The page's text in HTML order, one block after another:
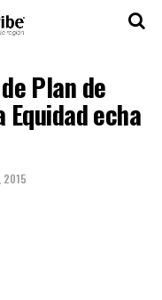
Plan de
echa
2015